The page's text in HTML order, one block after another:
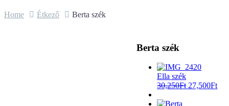
Home Étkező Berta szék
Berta szék
Ella szék
30,250Ft 27,500Ft